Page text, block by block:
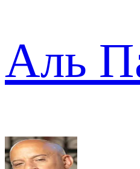
Аль